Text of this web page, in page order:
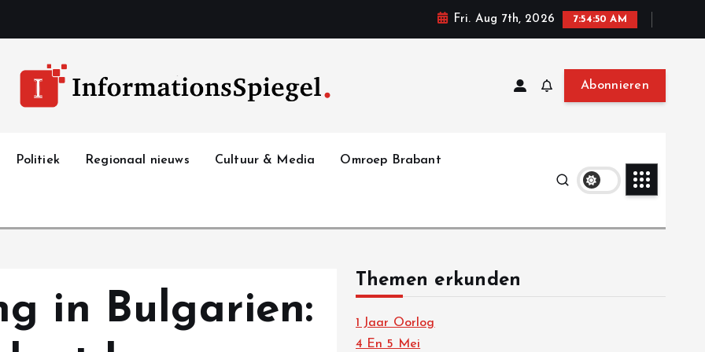
Fri. Aug 7th, 2026 7:54:52 AM
Abonnieren
Politiek Regionaal nieuws Cultuur & Media Omroep Brabant
in Bulgarien:
Themen erkunden
1 Jaar Oorlog
4 En 5 Mei